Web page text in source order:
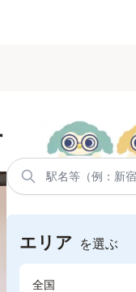
エリア を選ぶ
全国